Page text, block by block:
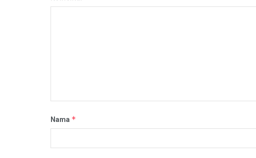
Nama *